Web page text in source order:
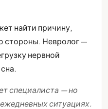
найти причину,
стороны. Невролог —
нервной
специалиста — но
ситуациях.